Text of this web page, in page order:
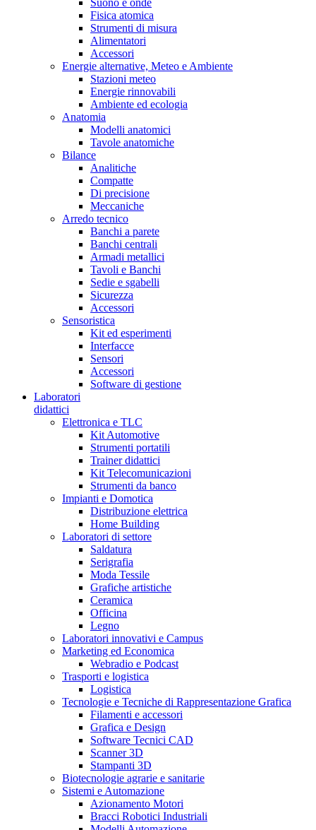
Fisica atomica
Strumenti di misura
Alimentatori
Accessori
Energie alternative, Meteo e Ambiente
Stazioni meteo
Energie rinnovabili
Ambiente ed ecologia
Anatomia
Modelli anatomici
Tavole anatomiche
Bilance
Analitiche
Compatte
Di precisione
Meccaniche
Arredo tecnico
Banchi a parete
Banchi centrali
Armadi metallici
Tavoli e Banchi
Sedie e sgabelli
Sicurezza
Accessori
Sensoristica
Kit ed esperimenti
Interfacce
Sensori
Accessori
Software di gestione
Laboratori
didattici
Elettronica e TLC
Kit Automotive
Strumenti portatili
Trainer didattici
Kit Telecomunicazioni
Strumenti da banco
Impianti e Domotica
Distribuzione elettrica
Home Building
Laboratori di settore
Saldatura
Serigrafia
Moda Tessile
Grafiche artistiche
Ceramica
Officina
Legno
Laboratori innovativi e Campus
Marketing ed Economica
Webradio e Podcast
Trasporti e logistica
Logistica
Tecnologie e Tecniche di Rappresentazione Grafica
Filamenti e accessori
Grafica e Design
Software Tecnici CAD
Scanner 3D
Stampanti 3D
Biotecnologie agrarie e sanitarie
Sistemi e Automazione
Azionamento Motori
Bracci Robotici Industriali